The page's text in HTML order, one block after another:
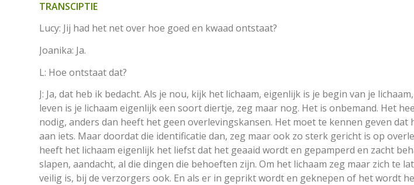
TRANSCIPTIE
Lucy: Jij had het net over hoe goed en kwaad ontstaat?
Joanika: Ja.
L: Hoe ontstaat dat?
J: Ja, dat heb ik bedacht. Als je nou, kijk het lichaam, eigenlijk is je begin van je
leven is je lichaam eigenlijk een soort diertje, zeg maar nog. Het is onbemand. Het
nodig, anders dan heeft het geen overlevingskansen. Het moet te kennen geven
aan iets. Maar doordat die identificatie dan, zeg maar ook zo sterk gericht is op
heeft het lichaam eigenlijk het liefst dat het geaaid wordt en gepamperd en zacht
slapen, aandacht, al die dingen die behoeften zijn. Om het lichaam zeg maar zich te
veilig is, bij de verzorgers ook. En als er in geprikt wordt en geknepen of het wordt